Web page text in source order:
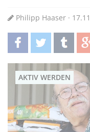
Philipp Haaser ·
teilentwittern teilen
AKTIV WERDEN